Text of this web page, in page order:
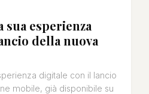
esperienza
della nuova
digitale con il lancio
mobile, già disponibile su